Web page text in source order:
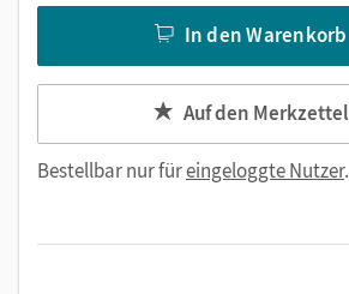
In den Warenkorb
Auf den Merkzettel
Bestellbar nur füreingeloggte Nutzer.